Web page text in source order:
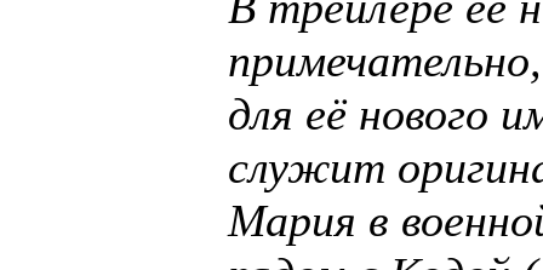
для её нового
служит
Мария в